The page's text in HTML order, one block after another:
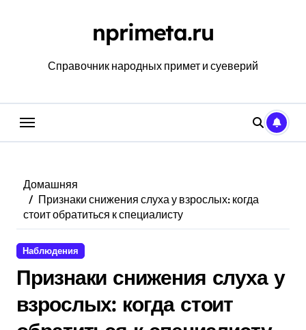
nprimeta.ru
Справочник народных примет и суеверий
Домашняя
Признаки снижения слуха у взрослых: когда
стоит обратиться к специалисту
Наблюдения
Признаки снижения слуха у
взрослых: когда стоит